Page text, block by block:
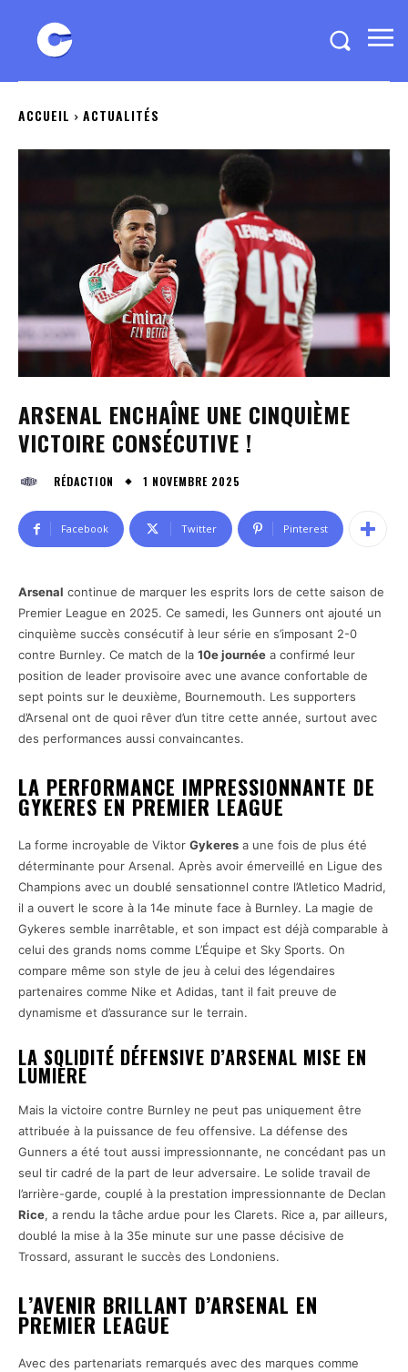
ACCUEIL ACTUALITÉS
ARSENAL ENCHAÎNE UNE CINQUIÈME
VICTOIRE CONSÉCUTIVE !
RÉDACTION 1 NOVEMBRE 2025
Facebook Twitter Pinterest
Arsenal continue de marquer les esprits lors de cette saison de
Premier League en 2025. Ce samedi, les Gunners ont ajouté un
cinquième succès consécutif à leur série en s’imposant 2-0
contre Burnley. Ce match de la 10e journée a confirmé leur
position de leader provisoire avec une avance confortable de
sept points sur le deuxième, Bournemouth. Les supporters
d’Arsenal ont de quoi rêver d’un titre cette année, surtout avec
des performances aussi convaincantes.
LA PERFORMANCE IMPRESSIONNANTE DE
GYKERES EN PREMIER LEAGUE
La forme incroyable de Viktor Gykeres a une fois de plus été
déterminante pour Arsenal. Après avoir émerveillé en Ligue des
Champions avec un doublé sensationnel contre l’Atletico Madrid,
il a ouvert le score à la 14e minute face à Burnley. La magie de
Gykeres semble inarrêtable, et son impact est déjà comparable à
celui des grands noms comme L’Équipe et Sky Sports. On
compare même son style de jeu à celui des légendaires
partenaires comme Nike et Adidas, tant il fait preuve de
dynamisme et d’assurance sur le terrain.
LA SOLIDITÉ DÉFENSIVE D’ARSENAL MISE EN
LUMIÈRE
Mais la victoire contre Burnley ne peut pas uniquement être
attribuée à la puissance de feu offensive. La défense des
Gunners a été tout aussi impressionnante, ne concédant pas un
seul tir cadré de la part de leur adversaire. Le solide travail de
l’arrière-garde, couplé à la prestation impressionnante de Declan
Rice, a rendu la tâche ardue pour les Clarets. Rice a, par ailleurs,
doublé la mise à la 35e minute sur une passe décisive de
Trossard, assurant le succès des Londoniens.
L’AVENIR BRILLANT D’ARSENAL EN
PREMIER LEAGUE
Avec des partenariats remarqués avec des marques comme